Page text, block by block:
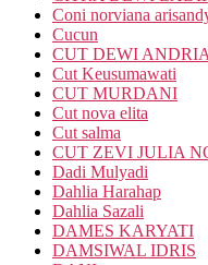
Coni norviana
Cucun
CUT DEWI
Cut Keusumawati
CUT MURDANI
Cut nova elita
Cut salma
CUT ZEVI JULIA
Dadi Mulyadi
Dahlia Harahap
Dahlia Sazali
DAMES KARYATI
DAMSIWAL IDRIS